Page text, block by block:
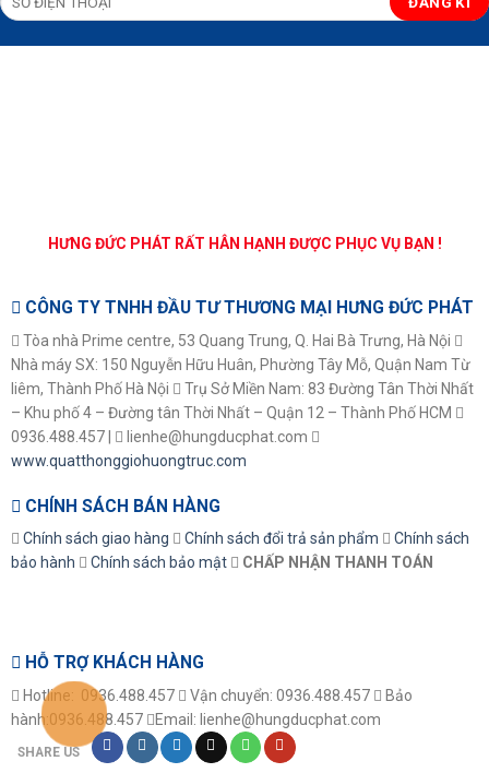
HƯNG ĐỨC PHÁT RẤT HÂN HẠNH ĐƯỢC PHỤC VỤ BẠN !
CÔNG TY TNHH ĐẦU TƯ THƯƠNG MẠI HƯNG ĐỨC PHÁT
Tòa nhà Prime centre, 53 Quang Trung, Q. Hai Bà Trưng, Hà Nội
Nhà máy SX: 150 Nguyễn Hữu Huân, Phường Tây Mỗ, Quận Nam Từ
liêm, Thành Phố Hà Nội
Trụ Sở Miền Nam: 83 Đường Tân Thời Nhất
– Khu phố 4 – Đường tân Thời Nhất – Quận 12 – Thành Phố HCM
0936.488.457 |
lienhe@hungducphat.com
www.quatthonggiohuongtruc.com
CHÍNH SÁCH BÁN HÀNG
Chính sách giao hàng Chính sách đổi trả sản phẩm
Chính sách
bảo hành
Chính sách bảo mật CHẤP NHẬN THANH TOÁN
HỖ TRỢ KHÁCH HÀNG
Hotline: 0936.488.457 Vận chuyển: 0936.488.457
Bảo
hành:0936.488.457
Email: lienhe@hungducphat.com
SHARE US